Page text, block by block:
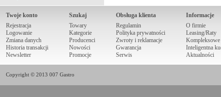
Twoje konto
Rejestracja
Logowanie
Zmiana danych
Historia transakcji
Newsletter
Szukaj
Towary
Kategorie
Producenci
Nowości
Promocje
Obsługa klienta
Regulamin
Polityka prywatności
Zwroty i reklamacje
Gwarancja
Serwis
Informacje
O firmie
Leasing/Raty
Kompleksowe
Inteligentna
Aktualności
Copyright © 2013 007 Gastro